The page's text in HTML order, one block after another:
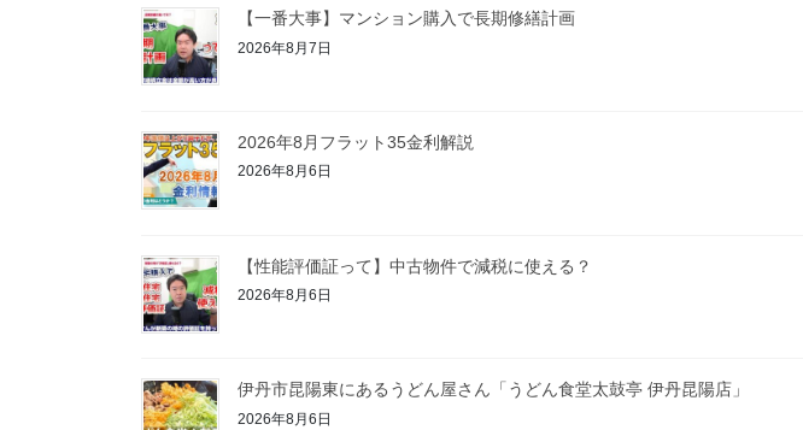
【一番大事】マンション購入で長期修繕計画
2026年8月7日
2026年8月フラット35金利解説
2026年8月6日
【性能評価証って】中古物件で減税に使える？
2026年8月6日
伊丹市昆陽東にあるうどん屋さん「うどん食堂太鼓亭 伊丹昆陽店」
2026年8月6日